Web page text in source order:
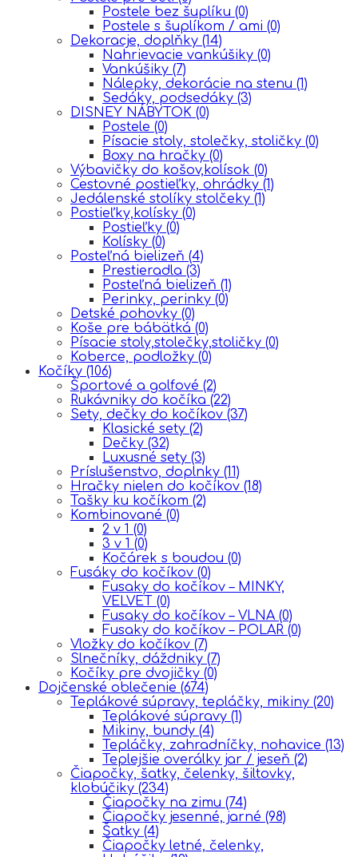
Postele bez šuplíku (0)
Postele s šuplíkom / ami (0)
Dekoracje, doplňky (14)
Nahrievacie vankúšiky (0)
Vankúšiky (7)
Nálepky, dekorácie na stenu (1)
Sedáky, podsedáky (3)
DISNEY NÁBYTOK (0)
Postele (0)
Písacie stoly, stolečky, stoličky (0)
Boxy na hračky (0)
Výbavičky do košov,kolísok (0)
Cestovné postieľky, ohrádky (1)
Jedálenské stolíky stolčeky (1)
Postieľky,kolísky (0)
Postieľky (0)
Kolísky (0)
Posteľná bielizeň (4)
Prestieradla (3)
Posteľná bielizeň (1)
Perinky, perinky (0)
Detské pohovky (0)
Koše pre bábätká (0)
Písacie stoly,stolečky,stoličky (0)
Koberce, podložky (0)
Kočíky (106)
Športové a golfové (2)
Rukávniky do kočíka (22)
Sety, dečky do kočíkov (37)
Klasické sety (2)
Dečky (32)
Luxusné sety (3)
Príslušenstvo, doplnky (11)
Hračky nielen do kočíkov (18)
Tašky ku kočíkom (2)
Kombinované (0)
2 v 1 (0)
3 v 1 (0)
Kočárek s boudou (0)
Fusáky do kočíkov (0)
Fusaky do kočíkov – MINKY,
VELVET (0)
Fusaky do kočíkov – VLNA (0)
Fusaky do kočíkov – POLAR (0)
Vložky do kočíkov (7)
Slnečníky, dáždniky (7)
Kočíky pre dvojičky (0)
Dojčenské oblečenie (674)
Teplákové súpravy, tepláčky, mikiny (20)
Teplákové súpravy (1)
Mikiny, bundy (4)
Tepláčky, zahradníčky, nohavice (13)
Teplejšie overálky jar / jeseň (2)
Čiapočky, šatky, čelenky, šiltovky,
klobúčiky (234)
Čiapočky na zimu (74)
Čiapočky jesenné, jarné (98)
Šatky (4)
Čiapočky letné, čelenky,